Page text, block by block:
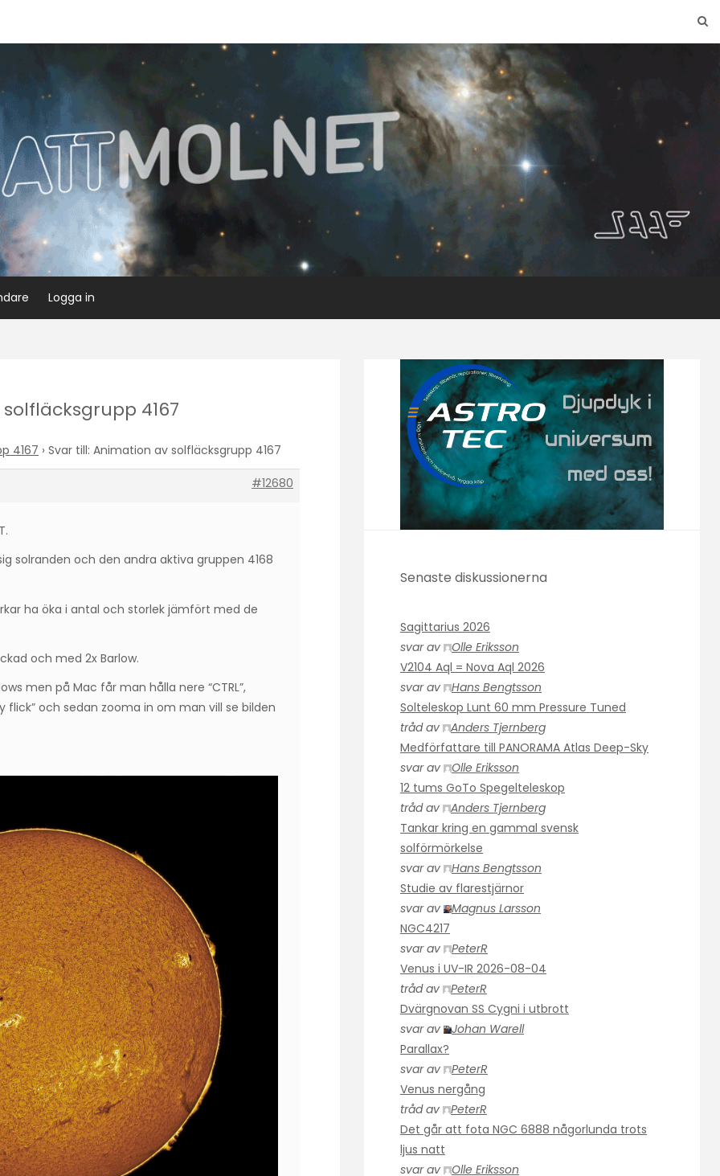
Logga in
4167
4167 › Svar till: Animation av solfläcksgrupp 4167
#12680
solranden och den andra aktiva gruppen 4168
ha öka i antal och storlek jämfört med de
och med 2x Barlow.
men på Mac får man hålla nere “CTRL”,
flick” och sedan zooma in om man vill se bilden
Senaste diskussionerna
Sagittarius 2026
svar av
Olle Eriksson
V2104 Aql = Nova Aql 2026
svar av
Hans Bengtsson
Solteleskop Lunt 60 mm Pressure Tuned
tråd av
Anders Tjernberg
Medförfattare till PANORAMA Atlas Deep-Sky
svar av
Olle Eriksson
12 tums GoTo Spegelteleskop
tråd av
Anders Tjernberg
Tankar kring en gammal svensk
solförmörkelse
svar av
Hans Bengtsson
Studie av flarestjärnor
svar av
Magnus Larsson
NGC4217
svar av
PeterR
Venus i UV-IR 2026-08-04
tråd av
PeterR
Dvärgnovan SS Cygni i utbrott
svar av
Johan Warell
Parallax?
svar av
PeterR
Venus nergång
tråd av
PeterR
Det går att fota NGC 6888 någorlunda trots
ljus natt
svar av
Olle Eriksson